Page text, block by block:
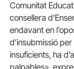
Comunitat
consellera
endavant en
d’insubmissió
insuficients, ha
palpables»,